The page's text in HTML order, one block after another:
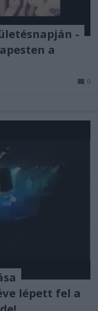
-
a
0
lépett fel a